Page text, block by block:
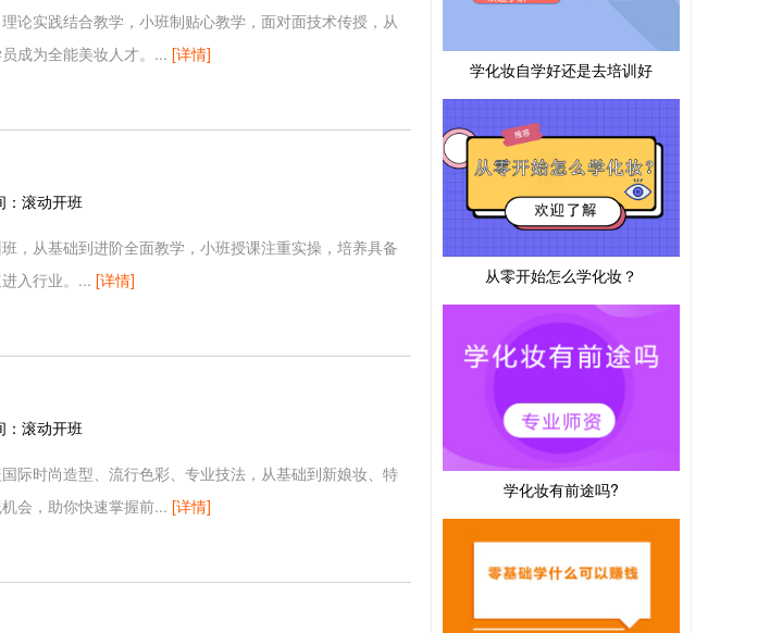
论实践结合教学，小班制贴心教学，面对面技术传授，从
成为全能美妆人才。... [详情]
滚动开班
，从基础到进阶全面教学，小班授课注重实操，培养具备
入行业。... [详情]
滚动开班
际时尚造型、流行色彩、专业技法，从基础到新娘妆、特
会，助你快速掌握前... [详情]
学化妆自学好还是去培训好
从零开始怎么学化妆？
学化妆有前途吗?